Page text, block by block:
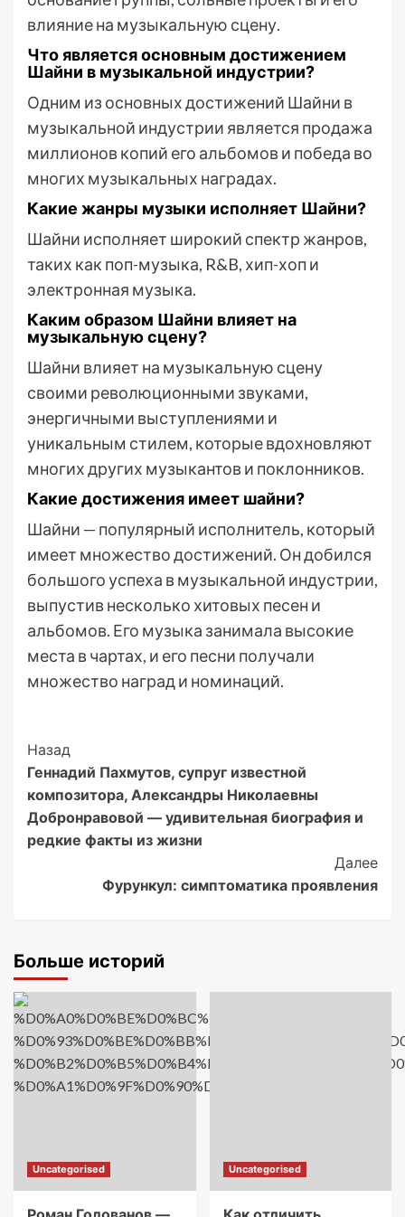
влияние на музыкальную сцену.
Что является основным достижением
Шайни в музыкальной индустрии?
Одним из основных достижений Шайни в
музыкальной индустрии является продажа
миллионов копий его альбомов и победа во
многих музыкальных наградах.
Какие жанры музыки исполняет Шайни?
Шайни исполняет широкий спектр жанров,
таких как поп-музыка, R&B, хип-хоп и
электронная музыка.
Каким образом Шайни влияет на
музыкальную сцену?
Шайни влияет на музыкальную сцену
своими революционными звуками,
энергичными выступлениями и
уникальным стилем, которые вдохновляют
многих других музыкантов и поклонников.
Какие достижения имеет шайни?
Шайни — популярный исполнитель, который
имеет множество достижений. Он добился
большого успеха в музыкальной индустрии,
выпустив несколько хитовых песен и
альбомов. Его музыка занимала высокие
места в чартах, и его песни получали
множество наград и номинаций.
Post
Navigation
Назад
Геннадий Пахмутов, супруг известной
композитора, Александры Николаевны
Добронравовой — удивительная биография и
редкие факты из жизни
Далее
Фурункул: симптоматика проявления
Больше историй
Uncategorised Uncategorised